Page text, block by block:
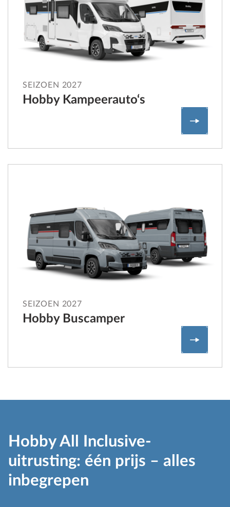
SEIZOEN 2027
Hobby Kampeerauto‘s
Hobby
SEIZOEN 2027
Hobby Buscamper
Hobby
Hobby All Inclusive-
uitrusting: één prijs – alles
inbegrepen